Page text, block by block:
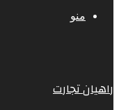
منو
راهیان تجارت